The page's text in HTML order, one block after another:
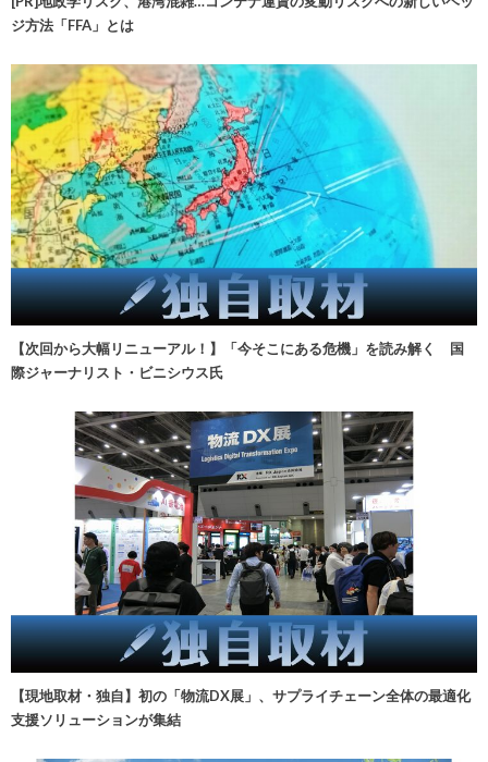
ジ方法「FFA」とは
【次回から大幅リニューアル！】「今そこにある危機」を読み解く 国
際ジャーナリスト・ビニシウス氏
【現地取材・独自】初の「物流DX展」、サプライチェーン全体の最適化
支援ソリューションが集結